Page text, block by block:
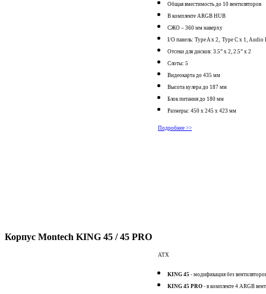
Общая вместимость до 10 вентиляторов
В комплекте ARGB HUB
СЖО – 360 мм наверху
I/O панель: Type A х 2, Type C х 1, Audio
Отсеки для дисков: 3.5” х 2, 2.5” х 2
Слоты: 5
Видеокарта до 435 мм
Высота кулера до 187 мм
Блок питания до 180 мм
Размеры: 450 х 245 х 423 мм
Подробнее >>
Корпус Montech KING 45 / 45 PRO
АТХ
KING 45 - модификация без
KING 45 PRO - в комплекте 4 ARGB